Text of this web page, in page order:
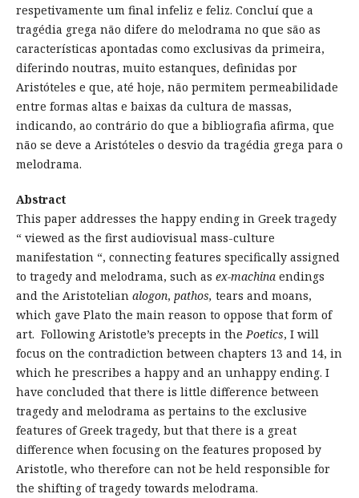
respetivamente um final infeliz e feliz. Concluí que a
tragédia grega não difere do melodrama no que são as
características apontadas como exclusivas da primeira,
diferindo noutras, muito estanques, definidas por
Aristóteles e que, até hoje, não permitem permeabilidade
entre formas altas e baixas da cultura de massas,
indicando, ao contrário do que a bibliografia afirma, que
não se deve a Aristóteles o desvio da tragédia grega para o
melodrama.
Abstract
This paper addresses the happy ending in Greek tragedy
“ viewed as the first audiovisual mass-culture
manifestation “, connecting features specifically assigned
to tragedy and melodrama, such as ex-machinaendings
and the Aristotelian alogon, pathos, tears and moans,
which gave Plato the main reason to oppose that form of
art. Following Aristotle’s precepts in thePoetics, I will
focus on the contradiction between chapters 13 and 14, in
which he prescribes a happy and an unhappy ending. I
have concluded that there is little difference between
tragedy and melodrama as pertains to the exclusive
features of Greek tragedy, but that there is a great
difference when focusing on the features proposed by
Aristotle, who therefore can not be held responsible for
the shifting of tragedy towards melodrama.